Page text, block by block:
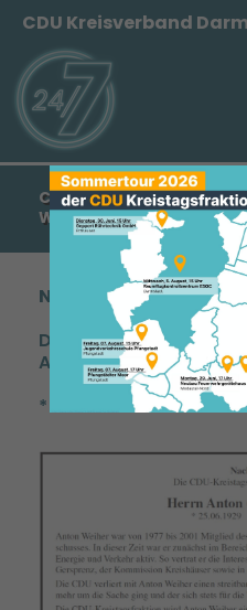
CDU Kreisverband
CDU-
WEIHER
Nachruf
Die CDU-
Anton (Toni) Weiher.
* 25.06.1929 ƚ